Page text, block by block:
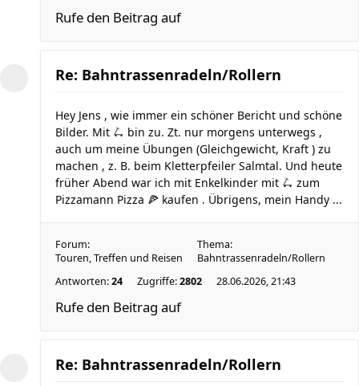
Rufe den Beitrag auf
Re: Bahntrassenradeln/Rollern
Hey Jens , wie immer ein schöner Bericht und schöne
Bilder. Mit 🛴 bin zu. Zt. nur morgens unterwegs ,
auch um meine Übungen (Gleichgewicht, Kraft ) zu
machen , z. B. beim Kletterpfeiler Salmtal. Und heute
früher Abend war ich mit Enkelkinder mit 🛴 zum
Pizzamann Pizza 🍕 kaufen . Übrigens, mein Handy ...
Forum:
Touren, Treffen und Reisen
Thema:
Bahntrassenradeln/Rollern
Antworten:24 Zugriffe:2802 28.06.2026, 21:43
Rufe den Beitrag auf
Re: Bahntrassenradeln/Rollern